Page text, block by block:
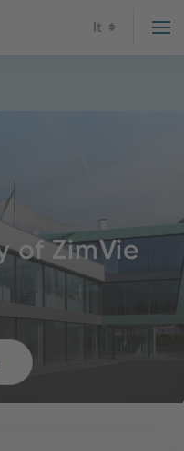
It
of ZimVie